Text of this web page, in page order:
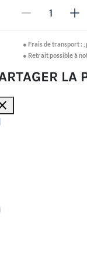
- +
●Frais de transport : ,
● Retrait possible à
LA